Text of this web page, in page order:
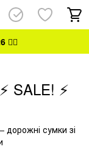
👈🏻
SALE! ⚡